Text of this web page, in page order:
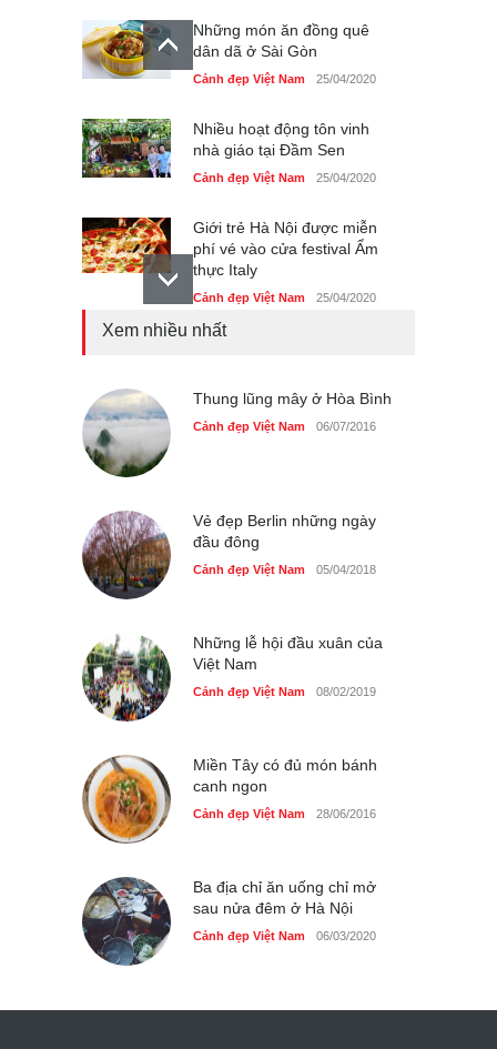
Những món ăn đồng quê
dân dã ở Sài Gòn
Cảnh đẹp Việt Nam 25/04/2020
Nhiều hoạt động tôn vinh
nhà giáo tại Đầm Sen
Cảnh đẹp Việt Nam 25/04/2020
Giới trẻ Hà Nội được miễn
phí vé vào cửa festival Ẩm
thực Italy
Cảnh đẹp Việt Nam 25/04/2020
Cảnh đẹp Việt Nam 25/04/2020
Xem nhiều nhất
Thung lũng mây ở Hòa Bình
Cảnh đẹp Việt Nam 06/07/2016
Vẻ đẹp Berlin những ngày
đầu đông
Cảnh đẹp Việt Nam 05/04/2018
Những lễ hội đầu xuân của
Việt Nam
Cảnh đẹp Việt Nam 08/02/2019
Miền Tây có đủ món bánh
canh ngon
Cảnh đẹp Việt Nam 28/06/2016
Ba địa chỉ ăn uống chỉ mở
sau nửa đêm ở Hà Nội
Cảnh đẹp Việt Nam 06/03/2020